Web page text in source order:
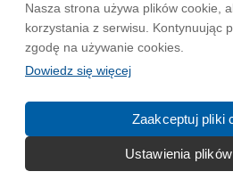
Nasza strona używa plików cookie,
korzystania z serwisu. Kontynuując
zgodę na używanie cookies.
Dowiedz się więcej
Zaakceptuj pliki
Ustawienia